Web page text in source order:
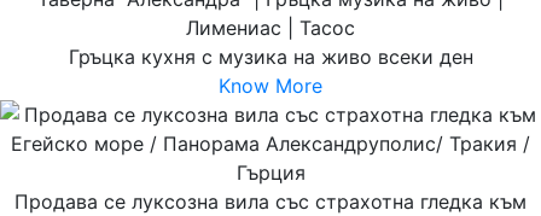
Лимениас | Тасос
Гръцка кухня с музика на живо всеки ден
Know More
Продава се луксозна вила със страхотна гледка към